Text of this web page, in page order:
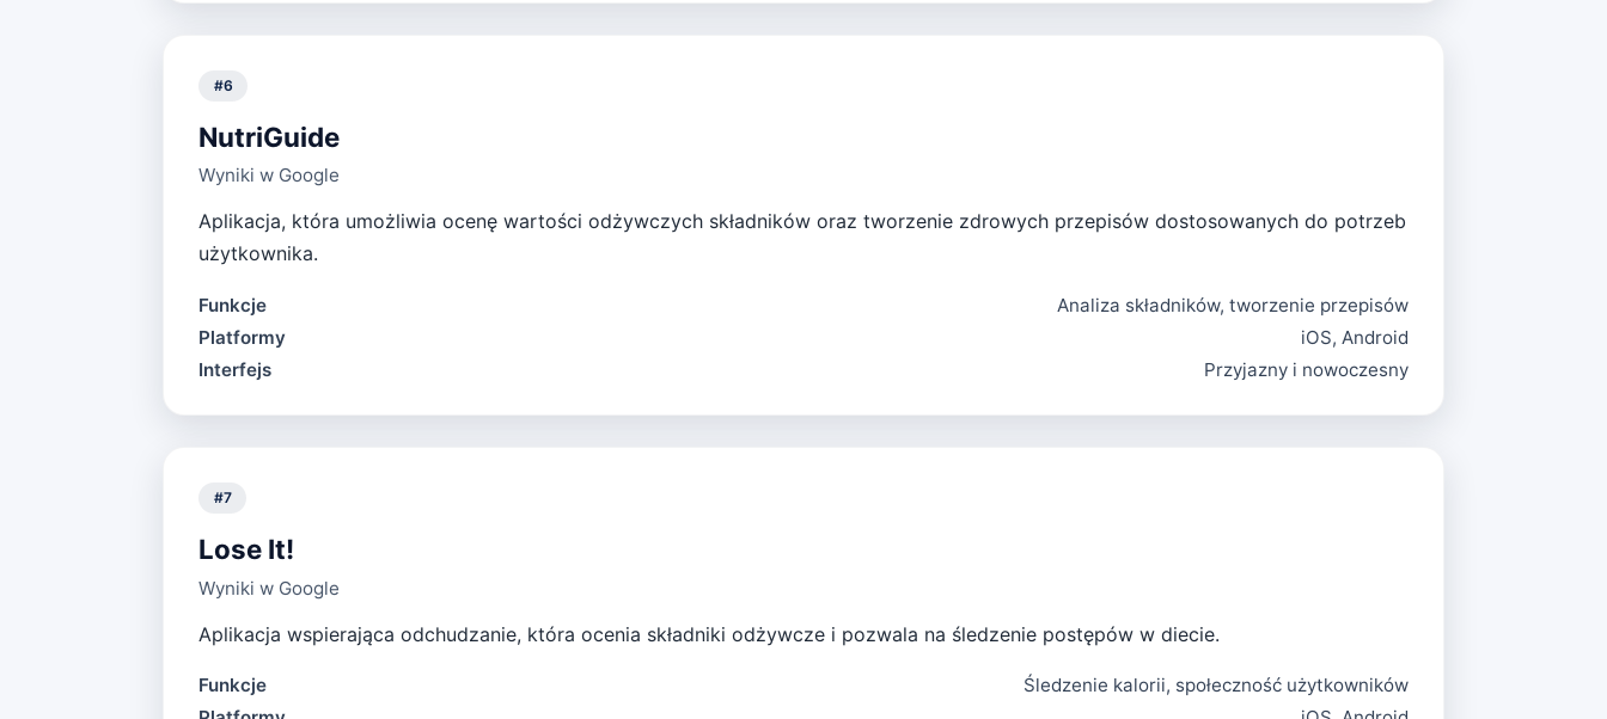
#6
NutriGuide
Wyniki w Google
Aplikacja, która umożliwia ocenę wartości odżywczych składników oraz tworzenie zdrowych przepisów dostosowanych do potrzeb
użytkownika.
Funkcje
Analiza składników, tworzenie przepisów
Platformy
iOS, Android
Interfejs
Przyjazny i nowoczesny
#7
Lose It!
Wyniki w Google
Aplikacja wspierająca odchudzanie, która ocenia składniki odżywcze i pozwala na śledzenie postępów w diecie.
Funkcje
Śledzenie kalorii, społeczność użytkowników